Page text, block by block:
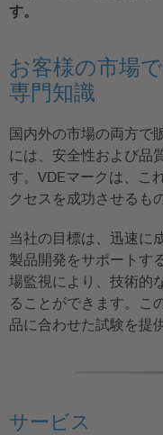
す。
お客様の市場
専門知識
国内外の市場の両方で
には、安全性および品
す。VDEマークは、こ
クセスを成功させるも
当社の目標は、迅速に
製品開発をサポートす
場監視により、技術的
ることができます。こ
品に合わせた試験を提
サービス